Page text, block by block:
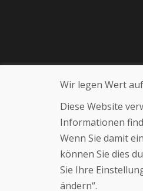
Wir legen Wert
Diese Website
Informationen
Wenn Sie damit
können Sie dies
Sie Ihre
ändern“.